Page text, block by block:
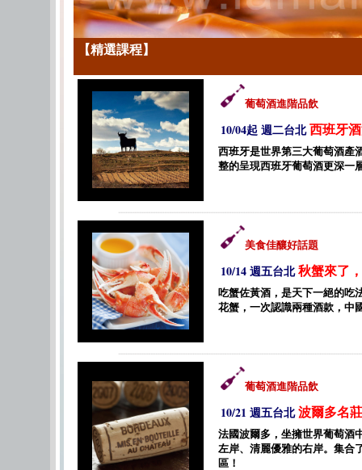
【精選課程】
葡萄酒進階品飲
10/04起 週二台北西班牙
西班牙是世界第三大葡萄酒產
整的呈現西班牙葡萄酒更深一
美食佳釀好話題
10/14 週五台北秋蟹來了
吃蟹佐黃酒，是天下一絕的吃
花蟹，一次認識兩種酒款，中
葡萄酒進階品飲
10/21 週五台北波爾多名
法國波爾多，坐擁世界葡萄酒
左岸、清麗優雅的右岸。集合
區！